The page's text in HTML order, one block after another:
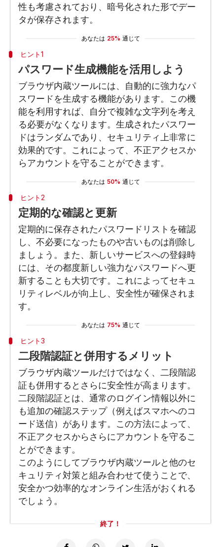
性も考慮されており、暗号化された形でデー
タが保存されます。
あなたは 25% 通じて
ヒント1
パスワード生成機能を活用しよう
ブラウザ内蔵ツールには、自動的に強力なパ
スワードを生成する機能があります。この機
能を利用すれば、自分で複雑な文字列を考え
る必要がなくなります。生成されたパスワー
ドはランダムであり、セキュリティ上非常に
効果的です。これによって、不正アクセスか
らアカウントを守ることができます。
あなたは 50% 通じて
ヒント2
定期的な確認と更新
定期的に保存されたパスワードリストを確認
し、不必要になったものや古いものは削除し
ましょう。また、新しいサービスへの登録時
には、その都度新しい強力なパスワードへ更
新することも大切です。これによってセキュ
リティレベルが向上し、安全性が確保されま
す。
あなたは 75% 通じて
ヒント3
二段階認証と併用するメリット
ブラウザ内蔵ツールだけではなく、二段階認
証も併用するとさらに安全性が高まります。
二段階認証とは、通常のログイン情報以外に
も追加の確認ステップ（例えばスマホへのコ
ード送信）があります。この方法によって、
不正アクセスからさらにアカウントを守るこ
とができます。
このようにしてブラウザ内蔵ツールと他のセ
キュリティ対策と組み合わせて使うことで、
安全かつ効率的なオンライン生活がおくれる
でしょう。
終了！